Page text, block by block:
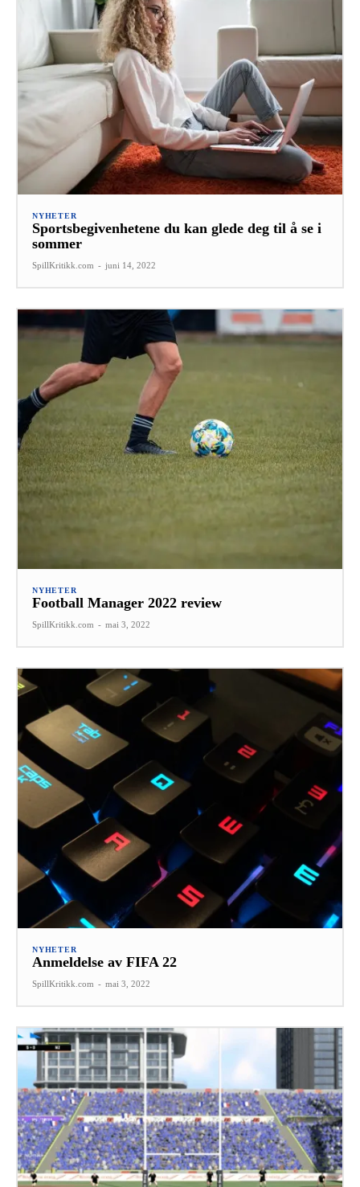
NYHETER
Sportsbegivenhetene du kan glede deg til å se i
sommer
SpillKritikk.com - juni 14, 2022
NYHETER
Football Manager 2022 review
SpillKritikk.com - mai 3, 2022
NYHETER
Anmeldelse av FIFA 22
SpillKritikk.com - mai 3, 2022